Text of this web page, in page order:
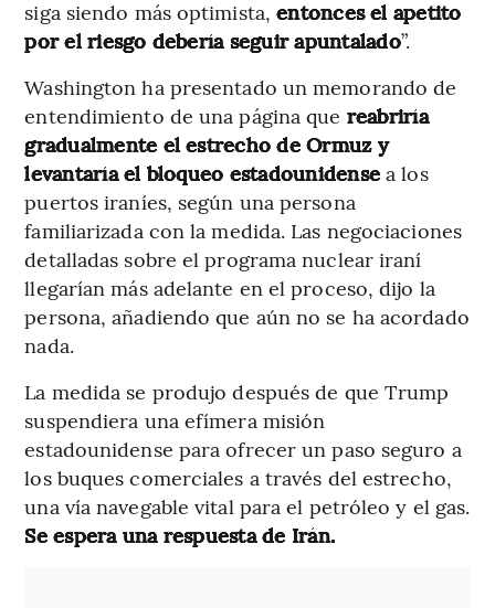
siga siendo más optimista,entonces el apetito
por el riesgo debería seguir apuntalado”.
Washington ha presentado un memorando de
entendimiento de una página que reabriría
gradualmente el estrecho de Ormuz y
levantaría el bloqueo estadounidense a los
puertos iraníes, según una persona
familiarizada con la medida. Las negociaciones
detalladas sobre el programa nuclear iraní
llegarían más adelante en el proceso, dijo la
persona, añadiendo que aún no se ha acordado
nada.
La medida se produjo después de que Trump
suspendiera una efímera misión
estadounidense para ofrecer un paso seguro a
los buques comerciales a través del estrecho,
una vía navegable vital para el petróleo y el gas.
Se espera una respuesta de Irán.